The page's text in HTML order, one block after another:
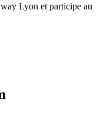
Lyon et participe au